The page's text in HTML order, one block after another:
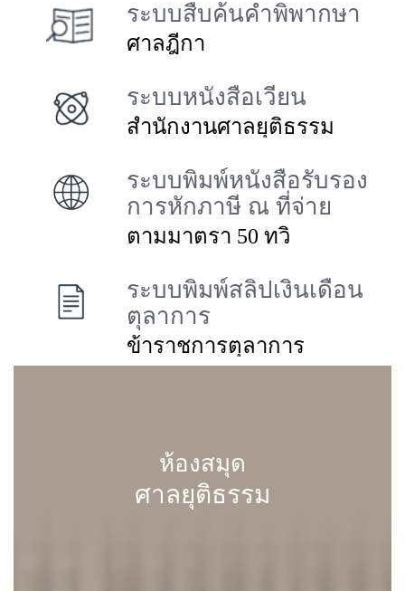
ระบบสืบค้นคำพิพากษา
ศาลฎีกา
ระบบหนังสือเวียน
สำนักงานศาลยุติธรรม
ระบบพิมพ์หนังสือรับรอง
การหักภาษี ณ ที่จ่าย
ตามมาตรา 50 ทวิ
ระบบพิมพ์สลิปเงินเดือน
ตุลาการ
ข้าราชการตุลาการ
ห้องสมุด
ศาลยุติธรรม